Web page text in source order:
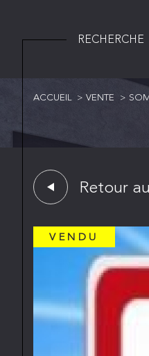
RECHERCHE
ACCUEIL VENTE
Retour
VENDU